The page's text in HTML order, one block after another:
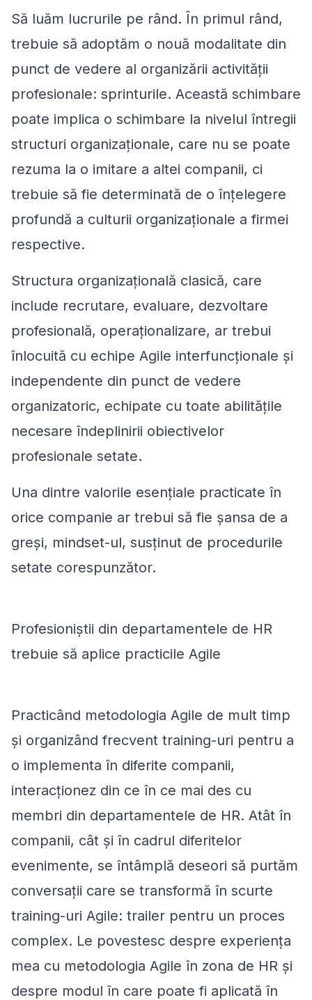
Să luăm lucrurile pe rând. În primul rând,
trebuie să adoptăm o nouă modalitate din
punct de vedere al organizării activității
profesionale: sprinturile. Această schimbare
poate implica o schimbare la nivelul întregii
structuri organizaționale, care nu se poate
rezuma la o imitare a altei companii, ci
trebuie să fie determinată de o înțelegere
profundă a culturii organizaționale a firmei
respective.
Structura organizațională clasică, care
include recrutare, evaluare, dezvoltare
profesională, operaționalizare, ar trebui
înlocuită cu echipe Agile interfuncționale și
independente din punct de vedere
organizatoric, echipate cu toate abilitățile
necesare îndeplinirii obiectivelor
profesionale setate.
Una dintre valorile esențiale practicate în
orice companie ar trebui să fie șansa de a
greși, mindset-ul, susținut de procedurile
setate corespunzător.
Profesioniștii din departamentele de HR
trebuie să aplice practicile Agile
Practicând metodologia Agile de mult timp
și organizând frecvent training-uri pentru a
o implementa în diferite companii,
interacționez din ce în ce mai des cu
membri din departamentele de HR. Atât în
companii, cât și în cadrul diferitelor
evenimente, se întâmplă deseori să purtăm
conversații care se transformă în scurte
training-uri Agile: trailer pentru un proces
complex. Le povestesc despre experiența
mea cu metodologia Agile în zona de HR și
despre modul în care poate fi aplicată în